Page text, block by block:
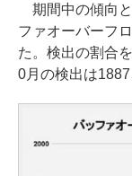
期間中の傾向
ファオーバーフ
た。検出の割合
0月の検出は